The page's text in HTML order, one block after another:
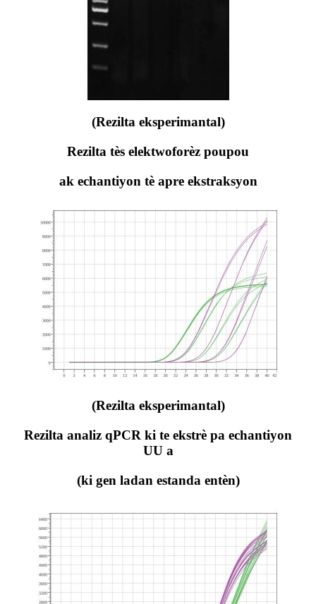
(Rezilta eksperimantal)
Rezilta tès elektwoforèz poupou
ak echantiyon tè apre ekstraksyon
(Rezilta eksperimantal)
Rezilta analiz qPCR ki te ekstrè pa echantiyon
UU a
(ki gen ladan estanda entèn)